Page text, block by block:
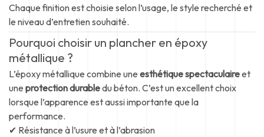
Chaque finition est choisie selon l’usage, le style recherché et
le niveau d’entretien souhaité.
Pourquoi choisir un plancher en époxy
métallique ?
L’époxy métallique combine une esthétique spectaculaireet
une protection durabledu béton. C’est un excellent choix
lorsque l’apparence est aussi importante que la
performance.
✔ Résistance à l’usure et à l’abrasion